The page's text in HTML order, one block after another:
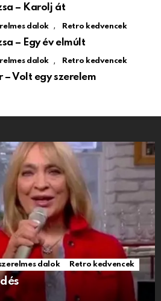
– Karolj át
dalok , Retro kedvencek
– Egy év elmúlt
dalok , Retro kedvencek
– Volt egy szerelem
dalok Retro kedvencek